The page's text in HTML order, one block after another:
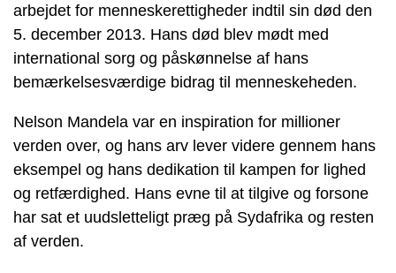
arbejdet for menneskerettigheder indtil sin død den
5. december 2013. Hans død blev mødt med
international sorg og påskønnelse af hans
bemærkelsesværdige bidrag til menneskeheden.
Nelson Mandela var en inspiration for millioner
verden over, og hans arv lever videre gennem hans
eksempel og hans dedikation til kampen for lighed
og retfærdighed. Hans evne til at tilgive og forsone
har sat et uudsletteligt præg på Sydafrika og resten
af verden.